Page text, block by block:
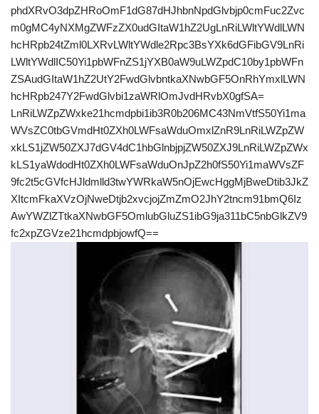
phdXRvO3dpZHRoOmF1dG87dHJhbnNpdGlvbjp0cmFuc2Zvc
m0gMC4yNXMgZWFzZX0udGItaW1hZ2UgLnRiLWltYWdlLWN
hcHRpb24tZml0LXRvLWltYWdle2Rpc3BsYXk6dGFibGV9LnRi
LWltYWdlIC50Yi1pbWFnZS1jYXB0aW9uLWZpdC10by1pbWFn
ZSAudGItaW1hZ2UtY2FwdGlvbntkaXNwbGF5OnRhYmxlLWN
hcHRpb247Y2FwdGlvbi1zaWRlOmJvdHRvbX0gfSA=
LnRiLWZpZWxke21hcmdpbi1ib3R0b206MC43NmVtfS50Yi1ma
WVsZC0tbGVmdHt0ZXh0LWFsaWduOmxlZnR9LnRiLWZpZW
xkLS1jZW50ZXJ7dGV4dC1hbGlnbjpjZW50ZXJ9LnRiLWZpZWx
kLS1yaWdodHt0ZXh0LWFsaWduOnJpZ2h0fS50Yi1maWVsZF
9fc2t5cGVfcHJldmlld3twYWRkaW5nOjEwcHggMjBweDtib3JkZ
XItcmFkaXVzOjNweDtjb2xvcjojZmZmO2JhY2tncm91bmQ6Iz
AwYWZlZTtkaXNwbGF5OmlubGluZS1ibG9ja311bC5nbGlkZV9
fc2xpZGVze21hcmdpbjowfQ==